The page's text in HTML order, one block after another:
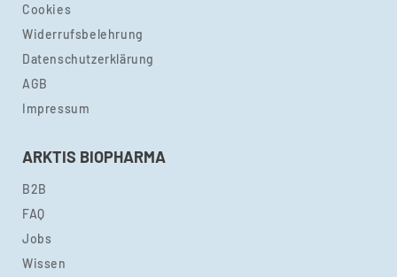
Cookies
Widerrufsbelehrung
Datenschutzerklärung
AGB
Impressum
ARKTIS BIOPHARMA
B2B
FAQ
Jobs
Wissen